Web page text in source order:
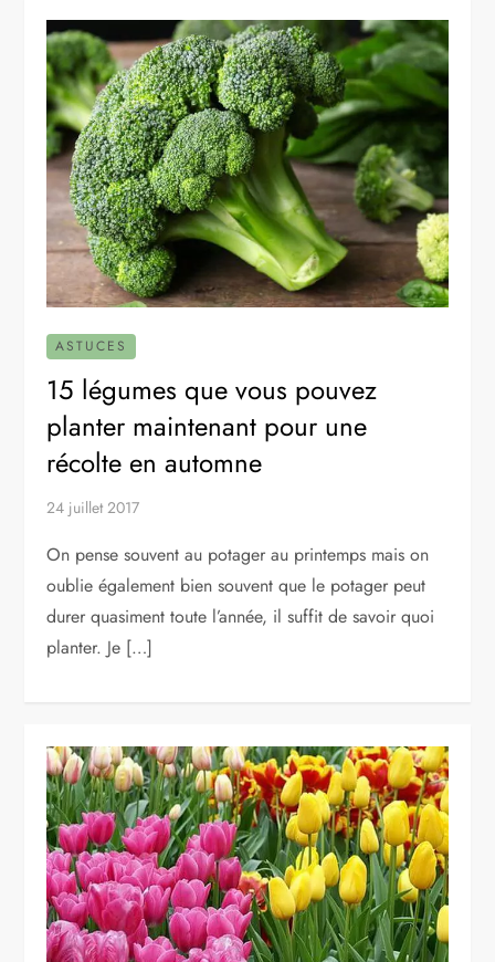
ASTUCES
15 légumes que vous pouvez
planter maintenant pour une
récolte en automne
24 juillet 2017
On pense souvent au potager au printemps mais on
oublie également bien souvent que le potager peut
durer quasiment toute l’année, il suffit de savoir quoi
planter. Je […]